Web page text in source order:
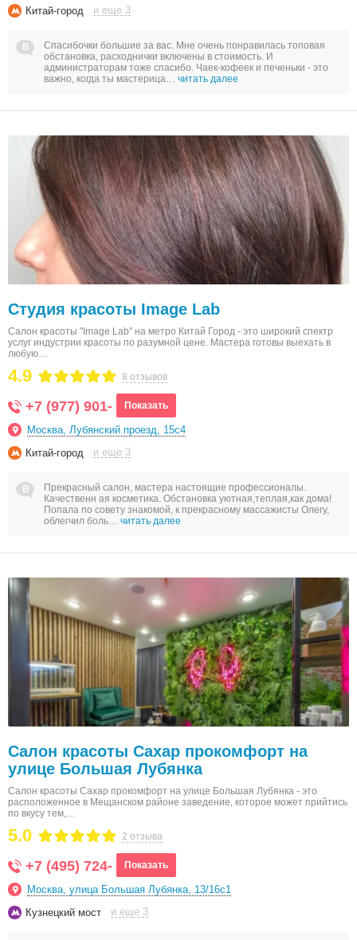
Китай-город и еще 3
Спасибочки большие за вас. Мне очень понравилась топовая
обстановка, расходнички включены в стоимость. И
администраторам тоже спасибо. Чаек-кофеек и печеньки - это
важно, когда ты мастерица… читать далее
Студия красоты Image Lab
Салон красоты "Image Lab" на метро Китай Город - это широкий спектр
услуг индустрии красоты по разумной цене. Мастера готовы выехать в
любую…
8 отзывов
4.9
+7 (977) 901- Показать
Москва, Лубянский проезд, 15с4
Китай-город
и еще 3
Прекрасный салон, мастера настоящие профессионалы.
Качественн ая косметика. Обстановка уютная,теплая,как дома!
Попала по совету знакомой, к прекрасному массажисты Олегу,
облегчил боль… читать далее
Салон красоты Сахар прокомфорт на
улице Большая Лубянка
Салон красоты Сахар прокомфорт на улице Большая Лубянка - это
расположенное в Мещанском районе заведение, которое может прийтись
по вкусу тем,…
2 отзыва
5.0
+7 (495) 724- Показать
Москва, улица Большая Лубянка, 13/16с1
Кузнецкий мост
и еще 3